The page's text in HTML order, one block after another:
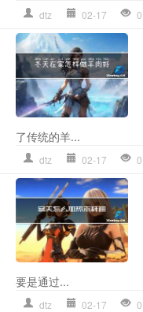
dtz 02-17 0
了传统的羊...
dtz 02-17 0
要是通过...
dtz 02-17 0